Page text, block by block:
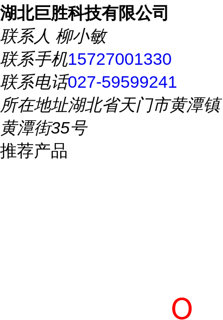
湖北巨胜科技有限公司
联系人 柳小敏
联系手机15727001330
联系电话027-59599241
所在地址湖北省天门市黄潭镇
黄潭街35号
推荐产品